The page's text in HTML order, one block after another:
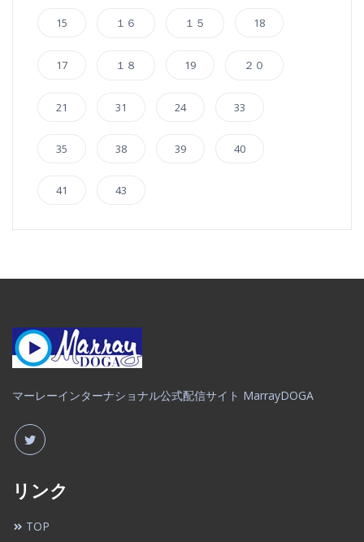
15 １６ １５ 18
17 １８ 19 ２０
21 31 24 33
35 38 39 40
41 43
マーレーインターナショナル公式配信サイト MarrayDOGA
リンク
TOP